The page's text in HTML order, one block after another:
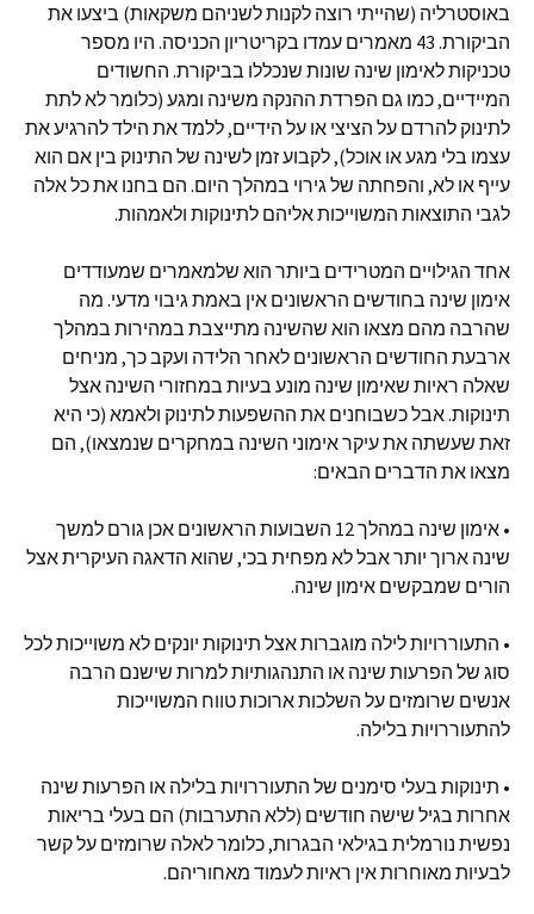
באוסטרליה (שהייתי רוצה לקנות לשניהם משקאות) ביצעו את
הביקורת. 43 מאמרים עמדו בקריטריון הכניסה. היו מספר
טכניקות לאימון שינה שונות שנכללו בביקורת. החשודים
המיידיים, כמו גם הפרדת ההנקה משינה ומגע (כלומר לא לתת
לתינוק להרדם על הציצי או על הידיים, ללמד את הילד להרגיע את
עצמו בלי מגע או אוכל), לקבוע זמן לשינה של התינוק בין אם הוא
עייף או לא, והפחתה של גירוי במהלך היום. הם בחנו את כל אלה
לגבי התוצאות המשוייכות אליהם לתינוקות ולאמהות.
אחד הגילויים המטרידים ביותר הוא שלמאמרים שמעודדים
אימון שינה בחודשים הראשונים אין באמת גיבוי מדעי. מה
שהרבה מהם מצאו הוא שהשינה מתייצבת במהירות במהלך
ארבעת החודשים הראשונים לאחר הלידה ועקב כך, מניחים
שאלה ראיות שאימון שינה מונע בעיות במחזורי השינה אצל
תינוקות. אבל כשבוחנים את ההשפעות לתינוק ולאמא (כי היא
זאת שעשתה את עיקר אימוני השינה במחקרים שנמצאו), הם
מצאו את הדברים הבאים:
• אימון שינה במהלך 12 השבועות הראשונים אכן גורם למשך
שינה ארוך יותר אבל לא מפחית בכי, שהוא הדאגה העיקרית אצל
הורים שמבקשים אימון שינה.
• התעוררויות לילה מוגברות אצל תינוקות יונקים לא משוייכות לכל
סוג של הפרעות שינה או התנהגותיות למרות שישנם הרבה
אנשים שרומזים על השלכות ארוכות טווח המשוייכות
להתעוררויות בלילה.
• תינוקות בעלי סימנים של התעוררויות בלילה או הפרעות שינה
אחרות בגיל שישה חודשים (ללא התערבות) הם בעלי בריאות
נפשית נורמלית בגילאי הבגרות, כלומר לאלה שרומזים על קשר
לבעיות מאוחרות אין ראיות לעמוד מאחוריהם.